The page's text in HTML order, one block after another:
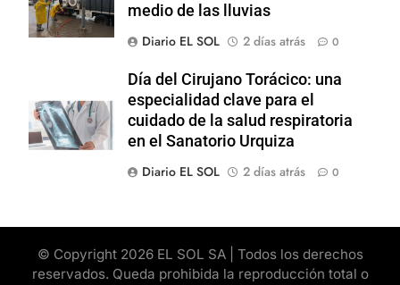
medio de las lluvias
Diario EL SOL
2 días atrás 0
Día del Cirujano Torácico: una
especialidad clave para el
cuidado de la salud respiratoria
en el Sanatorio Urquiza
Diario EL SOL
2 días atrás 0
© Copyright 2026 EL SOL SA | Todos los derechos
reservados. Queda prohibida la reproducción total o